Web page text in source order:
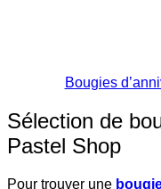
Bougies
Sélection de
Pastel Shop
Pour trouver une